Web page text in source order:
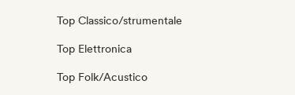
Top Classico/strumentale
Top Elettronica
Top Folk/Acustico